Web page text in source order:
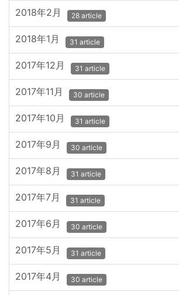
2018年2月 28 article
2018年1月 31 article
2017年12月 31 article
2017年11月 30 article
2017年10月 31 article
2017年9月 30 article
2017年8月 31 article
2017年7月 31 article
2017年6月 30 article
2017年5月 31 article
2017年4月 30 article